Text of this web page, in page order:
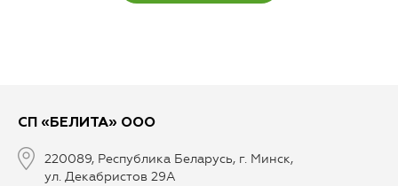
СП «БЕЛИТА» ООО
220089, Республика Беларусь, г. Минск,
ул. Декабристов 29А